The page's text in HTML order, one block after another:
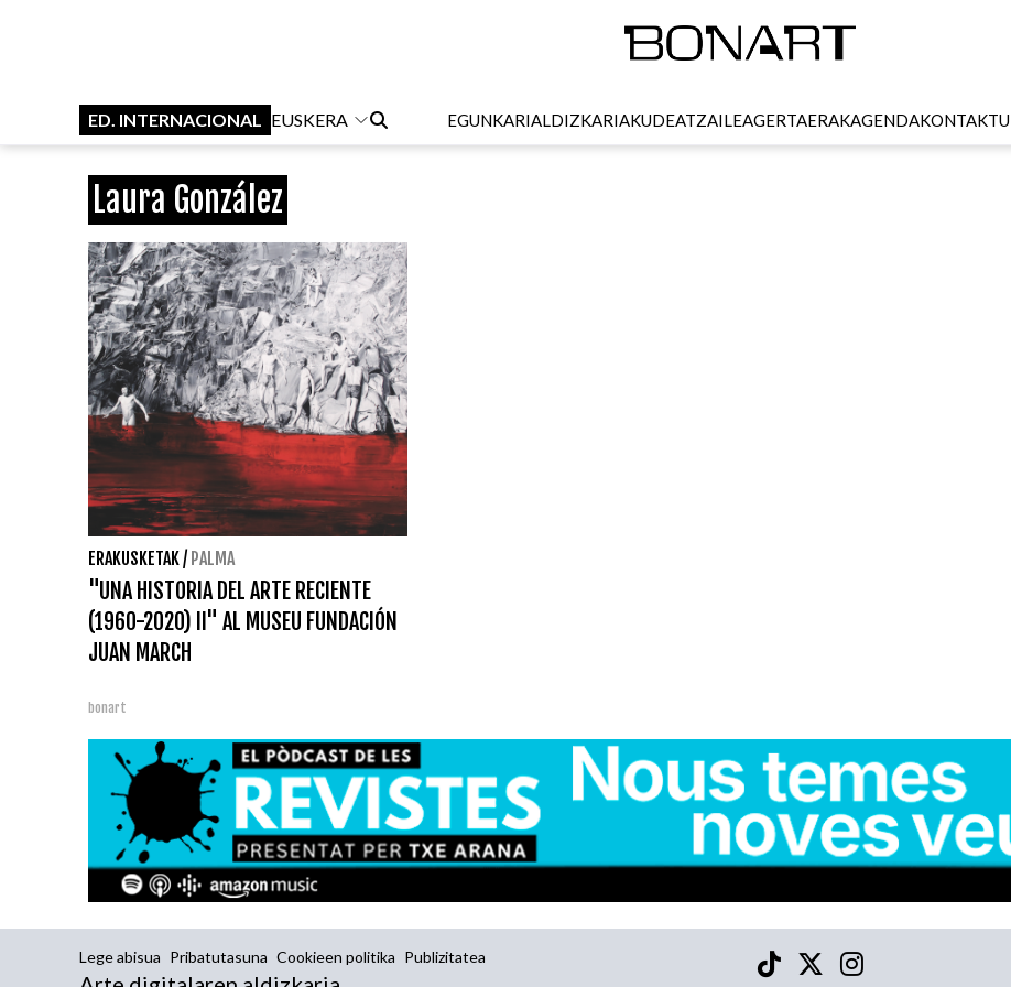
ED. INTERNACIONAL EUSKERA EGUNKARIALDIZKARIAKUDEATZAILEAGERTAERAKAGENDAKONTAKTU
Laura González
ERAKUSKETAK/ PALMA
"UNA HISTORIA DEL ARTE RECIENTE
(1960-2020) II" AL MUSEU FUNDACIÓN
JUAN MARCH
bonart
Lege abisua Pribatutasuna Cookieen politika Publizitatea